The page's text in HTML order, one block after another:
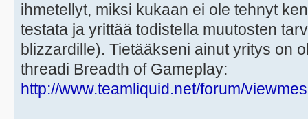
ihmetellyt, miksi kukaan ei ole tehnyt
testata ja yrittää todistella muutosten
blizzardille). Tietääkseni ainut yritys on
threadi Breadth of Gameplay:
http://www.teamliquid.net/forum/